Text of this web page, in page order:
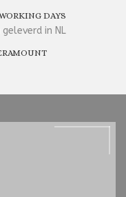
DAYS
in NL